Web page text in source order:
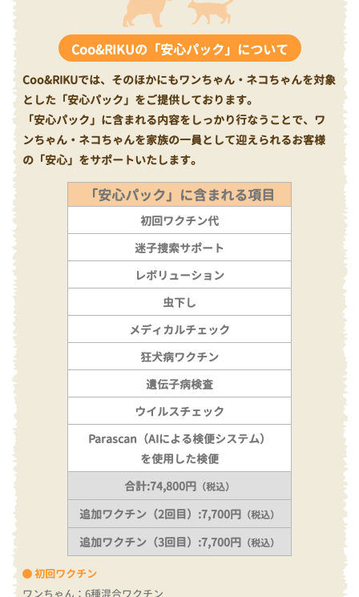
Coo&RIKUの「安心パック」について
Coo&RIKUでは、そのほかにもワンちゃん・ネコちゃんを対象
とした「安心パック」をご提供しております。
「安心パック」に含まれる内容をしっかり行なうことで、ワ
ンちゃん・ネコちゃんを家族の一員として迎えられるお客様
の「安心」をサポートいたします。
初回ワクチン
ワンちゃん：6種混合ワクチン
「安心パック」に含まれる項目
初回ワクチン代
迷子捜索サポート
レボリューション
虫下し
メディカルチェック
狂犬病ワクチン
遺伝子病検査
ウイルスチェック
Parascan（AIによる検便システム）
を使用した検便
合計:74,800円 （税込）
追加ワクチン（2回目）:7,700円 （税込）
追加ワクチン（3回目）:7,700円 （税込）